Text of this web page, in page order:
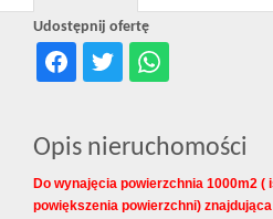
Udostępnij ofertę
Opis nieruchomości
Do wynajęcia powierzchnia 1000m2 (
powiększenia powierzchni)